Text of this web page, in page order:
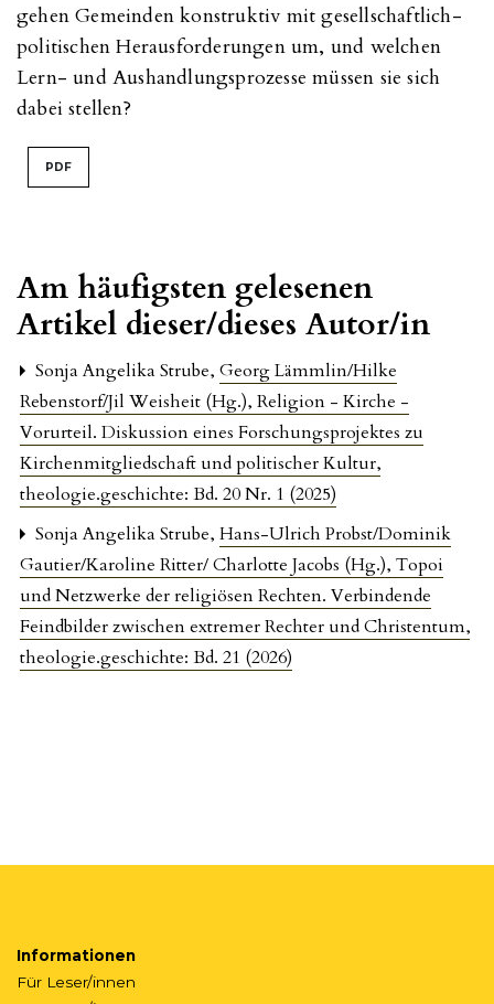
gehen Gemeinden konstruktiv mit gesellschaftlich-
politischen Herausforderungen um, und welchen
Lern- und Aushandlungsprozesse müssen sie sich
dabei stellen?
PDF
Am häufigsten gelesenen
Artikel dieser/dieses Autor/in
Sonja Angelika Strube, Georg Lämmlin/Hilke
Rebenstorf/Jil Weisheit (Hg.), Religion - Kirche -
Vorurteil. Diskussion eines Forschungsprojektes zu
Kirchenmitgliedschaft und politischer Kultur,
theologie.geschichte: Bd. 20 Nr. 1 (2025)
Sonja Angelika Strube, Hans-Ulrich Probst/Dominik
Gautier/Karoline Ritter/ Charlotte Jacobs (Hg.), Topoi
und Netzwerke der religiösen Rechten. Verbindende
Feindbilder zwischen extremer Rechter und Christentum,
theologie.geschichte: Bd. 21 (2026)
Informationen
Für Leser/innen